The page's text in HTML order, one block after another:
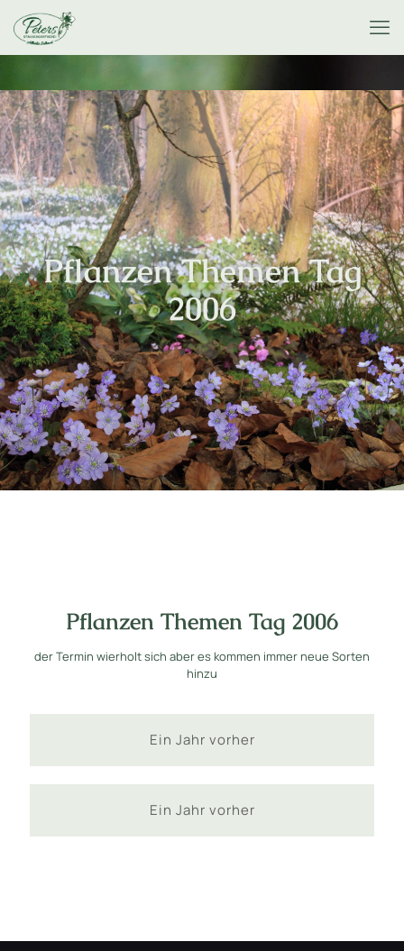
Pflanzen Themen Tag
2006
Pflanzen Themen Tag 2006
der Termin wierholt sich aber es kommen immer neue Sorten
hinzu
Ein Jahr vorher
Ein Jahr vorher